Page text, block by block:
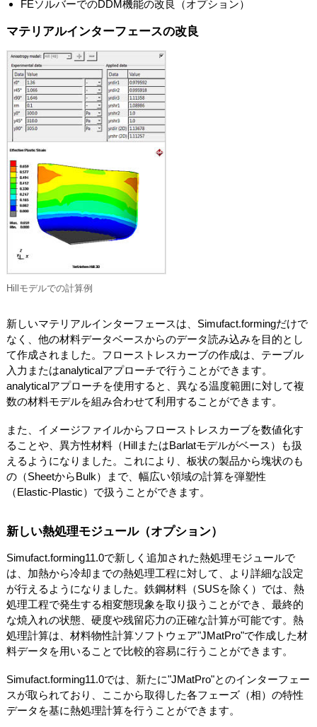
FEソルバーでのDDM機能の改良（オプション）
マテリアルインターフェースの改良
Hillモデルでの計算例
新しいマテリアルインターフェースは、Simufact.formingだけで
なく、他の材料データベースからのデータ読み込みを目的とし
て作成されました。フローストレスカーブの作成は、テーブル
入力またはanalyticalアプローチで行うことができます。
analyticalアプローチを使用すると、異なる温度範囲に対して複
数の材料モデルを組み合わせて利用することができます。
また、イメージファイルからフローストレスカーブを数値化す
ることや、異方性材料（HillまたはBarlatモデルがベース）も扱
えるようになりました。これにより、板状の製品から塊状のも
の（SheetからBulk）まで、幅広い領域の計算を弾塑性
（Elastic-Plastic）で扱うことができます。
新しい熱処理モジュール（オプション）
Simufact.forming11.0で新しく追加された熱処理モジュールで
は、加熱から冷却までの熱処理工程に対して、より詳細な設定
が行えるようになりました。鉄鋼材料（SUSを除く）では、熱
処理工程で発生する相変態現象を取り扱うことができ、最終的
な焼入れの状態、硬度や残留応力の正確な計算が可能です。熱
処理計算は、材料物性計算ソフトウェア"JMatPro"で作成した材
料データを用いることで比較的容易に行うことができます。
Simufact.forming11.0では、新たに"JMatPro"とのインターフェー
スが取られており、ここから取得した各フェーズ（相）の特性
データを基に熱処理計算を行うことができます。